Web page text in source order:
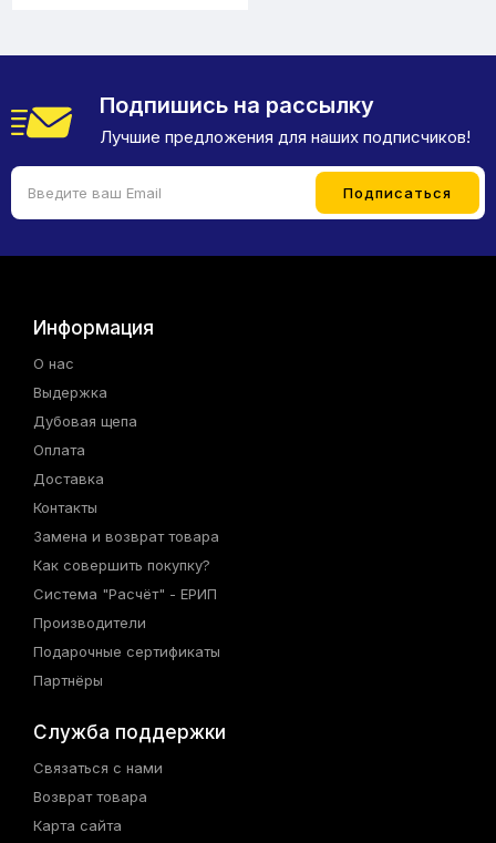
Подпишись на рассылку
Лучшие предложения для наших подписчиков!
Информация
О нас
Выдержка
Дубовая щепа
Оплата
Доставка
Контакты
Замена и возврат товара
Как совершить покупку?
Система "Расчёт" - ЕРИП
Производители
Подарочные сертификаты
Партнёры
Служба поддержки
Связаться с нами
Возврат товара
Карта сайта